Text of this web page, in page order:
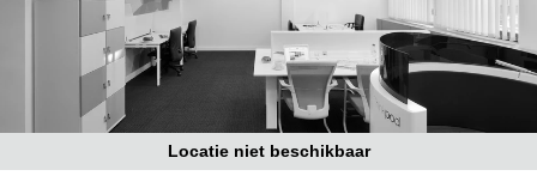
Handelspand
te huur in
Hasselt
Location
centre
à Mons
Locatie niet beschikbaar